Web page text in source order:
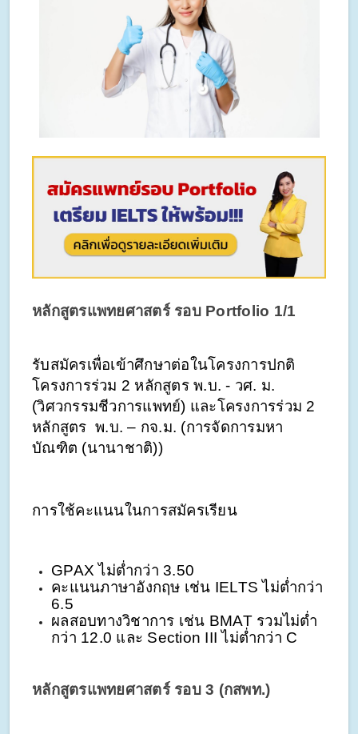
หลักสูตรแพทยศาสตร์ รอบ Portfolio 1/1
รับสมัครเพื่อเข้าศึกษาต่อในโครงการปกติ
โครงการร่วม 2 หลักสูตร พ.บ. - วศ. ม.
(วิศวกรรมชีวการแพทย์) และโครงการร่วม 2
หลักสูตร  พ.บ. – กจ.ม. (การจัดการมหา
บัณฑิต (นานาชาติ))
การใช้คะแนนในการสมัครเรียน
GPAX ไม่ต่ำกว่า 3.50
คะแนนภาษาอังกฤษ เช่น IELTS ไม่ต่ำกว่า
6.5
ผลสอบทางวิชาการ เช่น BMAT รวมไม่ต่ำ
กว่า 12.0 และ Section III ไม่ต่ำกว่า C
หลักสูตรแพทยศาสตร์ รอบ 3 (กสพท.)